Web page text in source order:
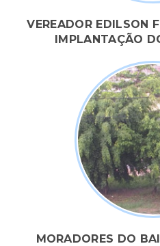
VEREADOR EDILSON
IMPLANTAÇÃO
MORADORES DO